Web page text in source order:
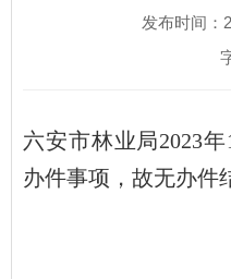
发布时间：
六安市林业局2023
办件事项，故无办件